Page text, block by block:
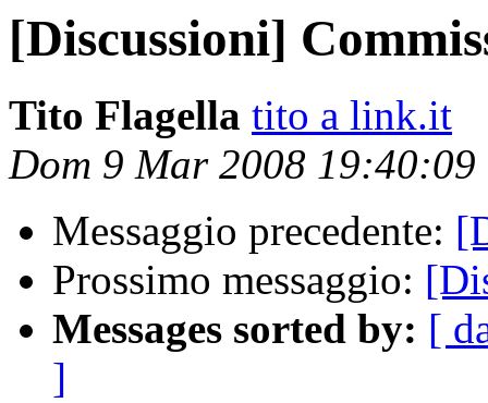
[Discussioni]
Tito Flagella tito a link.it
Dom 9 Mar 2008 19:40:09
Messaggio precedente:
Prossimo messaggio:
Messages sorted by: [
]